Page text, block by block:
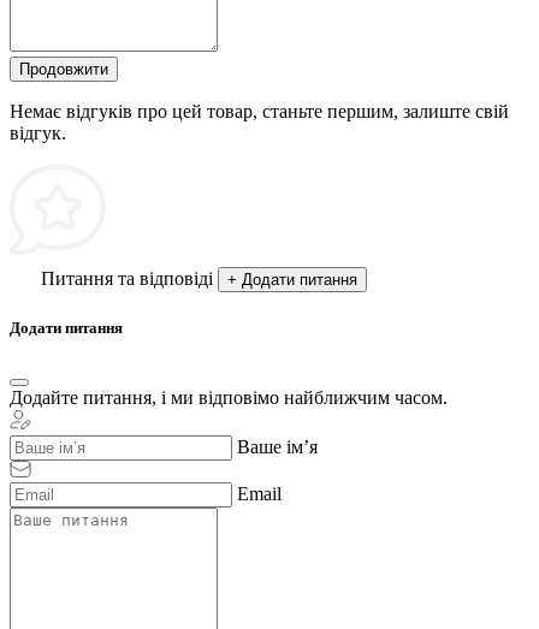
Продовжити
Немає відгуків про цей товар, станьте першим, залиште свій
відгук.
Питання та відповіді + Додати питання
Додати питання
Додайте питання, і ми відповімо найближчим часом.
Ваше ім’я
Email